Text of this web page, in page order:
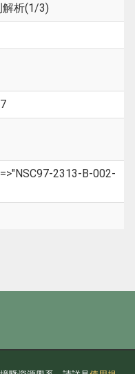
解析(1/3)
2313-B-002-